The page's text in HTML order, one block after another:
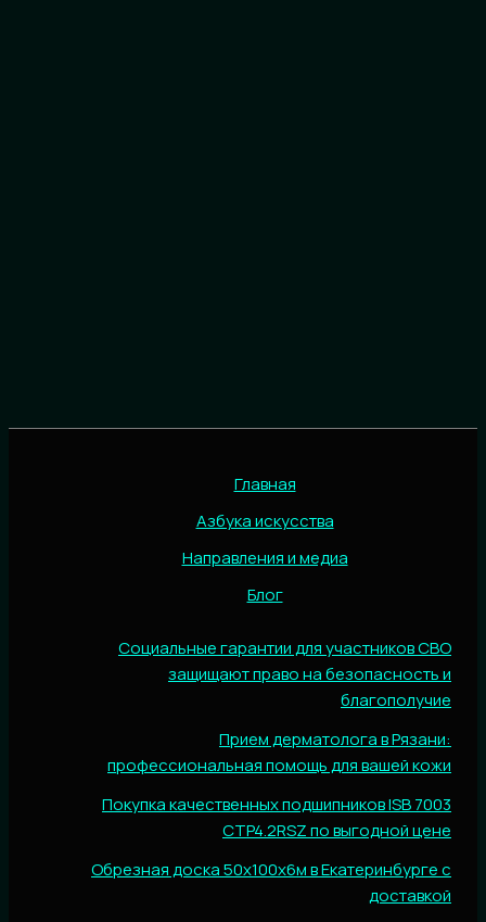
Главная
Азбука искусства
Направления и медиа
Блог
Социальные гарантии для участников СВО
защищают право на безопасность и
благополучие
Прием дерматолога в Рязани:
профессиональная помощь для вашей кожи
Покупка качественных подшипников ISB 7003
CTP4.2RSZ по выгодной цене
Обрезная доска 50х100х6м в Екатеринбурге с
доставкой